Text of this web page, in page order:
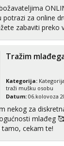
tvoj poziv!
064/677-677- Kod:
- mob:1,12€ min
064/677-677- Kod:
- mob:1,12€ min
Obavijesti me kada
:)
064/677-677- Kod:
potrazi za online
zabaviti preko
i hot line pozive.
Tražim
Kategorija:
traži mušku osobu
Datum: 06.kolovoza
nekog za
mlađeg 🥰 Klikni na link
cekam te!